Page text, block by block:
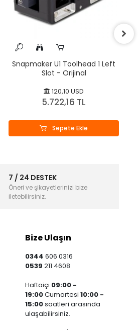
Snapmaker U1 Toolhead 1 Left
Slot - Orijinal
120,10 USD
5.722,16 TL
Sepete Ekle
7 / 24 DESTEK
Öneri ve şikayetlerinizi bize
iletebilirsiniz.
Bize Ulaşın
0344606 0316
0539211 4608
Haftaiçi 09:00 -
19:00Cumartesi10:00 -
15:00saatleri arasında
ulaşabilirsiniz.